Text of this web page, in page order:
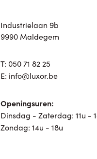
Industrielaan 9b
9990 Maldegem
T: 050 71 82 25
E: info@luxor.be
Openingsuren:
Dinsdag - Zaterdag: 11u -
Zondag: 14u - 18u